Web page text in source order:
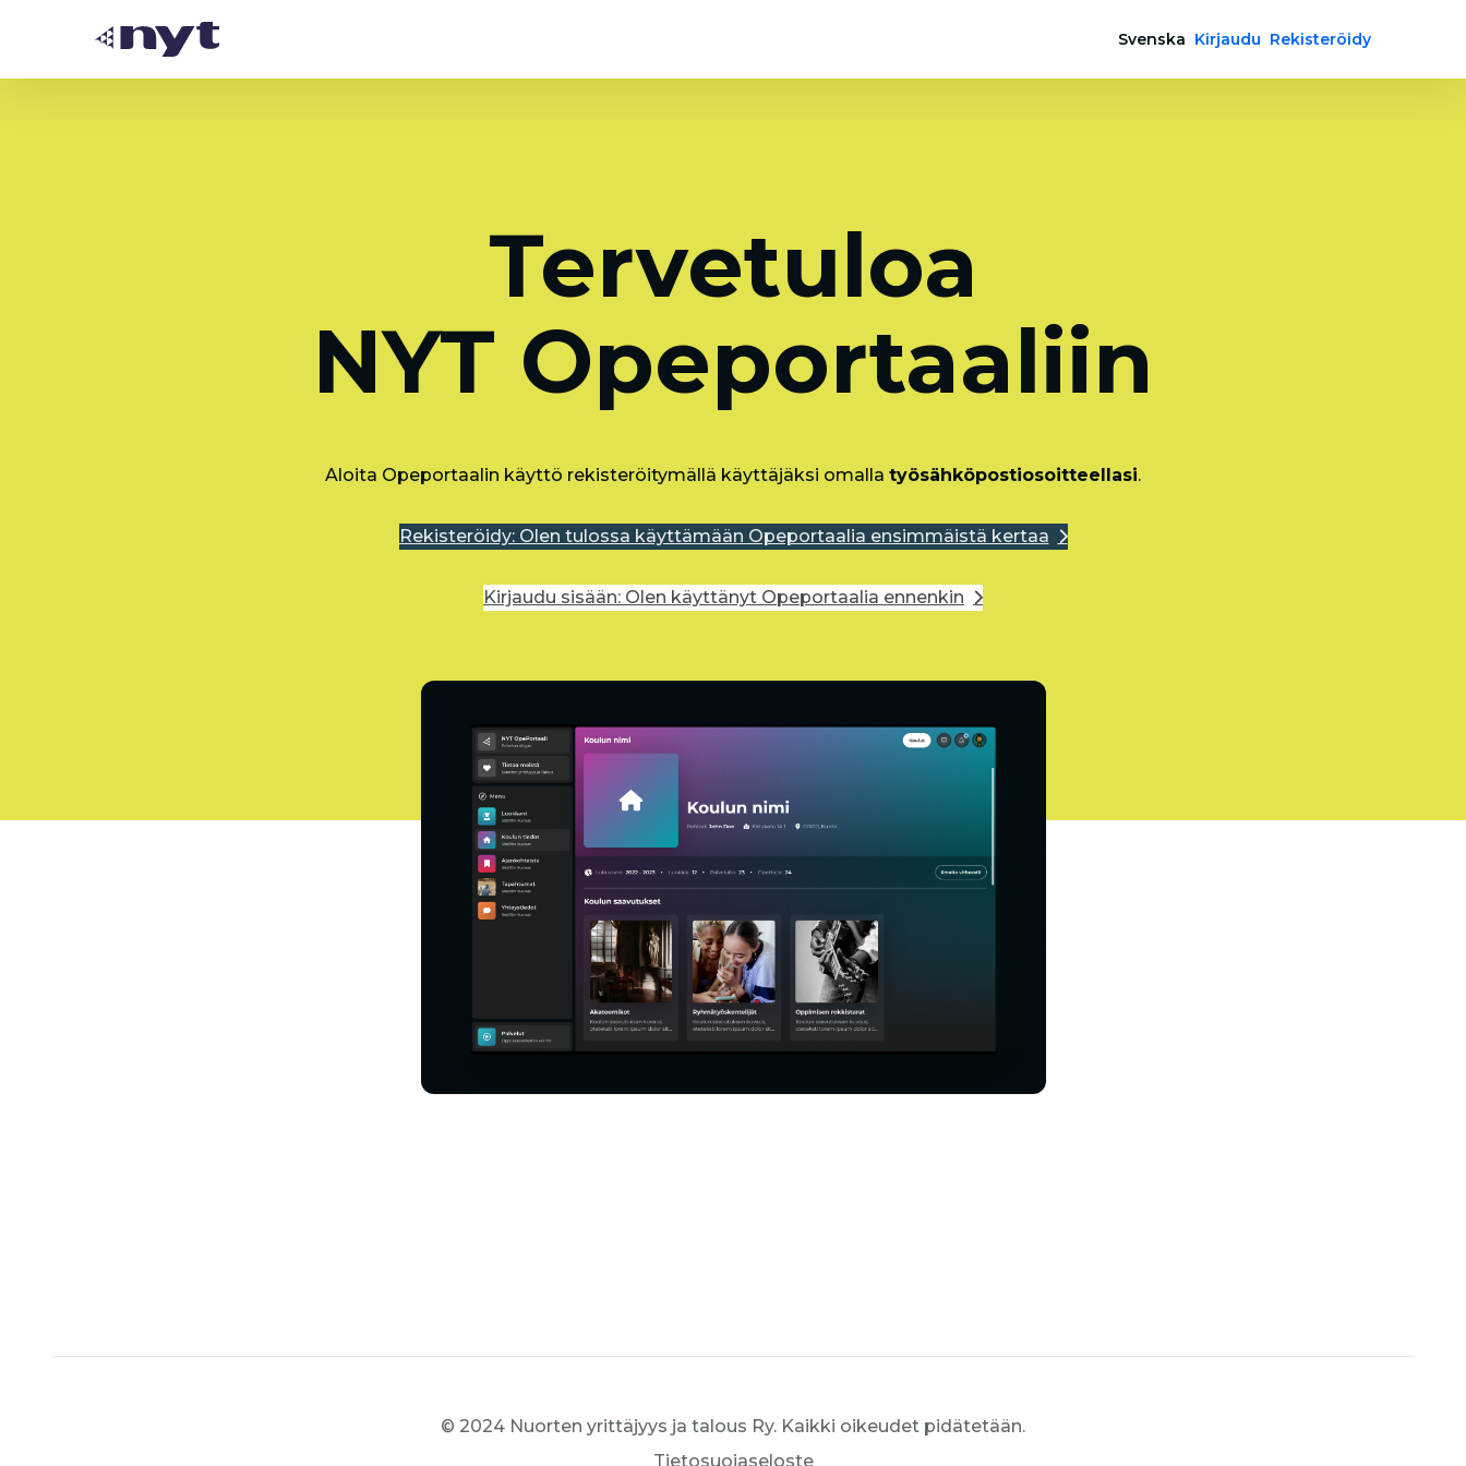
Svenska Kirjaudu Rekisteröidy
Tervetuloa
NYT Opeportaaliin
Aloita Opeportaalin käyttö rekisteröitymällä käyttäjäksi omalla työsähköpostiosoitteellasi.
Rekisteröidy: Olen tulossa käyttämään Opeportaalia ensimmäistä kertaa
Kirjaudu sisään: Olen käyttänyt Opeportaalia ennenkin
© 2024 Nuorten yrittäjyys ja talous Ry. Kaikki oikeudet pidätetään.
Tietosuojaseloste